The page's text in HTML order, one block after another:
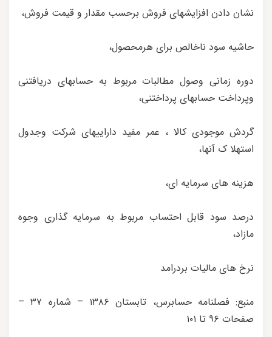
نشان دادن افزایشهای فروش برحسب مقدار و قیمت فروش،
حاشیه سود ناخالص برای هرمحصول،
دوره زمانی وصول مطالبات مربوط به حسابهای دریافتنی
وپرداخت حسابهای پرداختنی،
گردش موجودی کالا ، عمر مفید داراییهای شرکت وجدول
استهلا ک آنها،
هزینه های سرمایه ای،
درصد سود قابل احتساب مربوط به سرمایه گذاری وجوه
مازاد،
نرخ های مالیات بردرامد
منبع: فصلنامه حسابرس، تابستان ۱۳۸۶ – شماره ۳۷ –
صفحات ۹۶ تا ۱۰۱